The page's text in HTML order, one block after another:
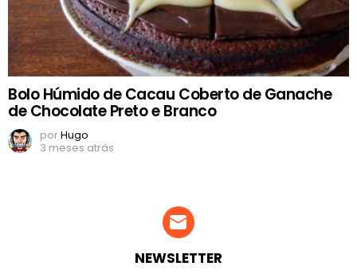
Bolo Húmido de Cacau Coberto de Ganache
de Chocolate Preto e Branco
porHugo
3 meses atrás
NEWSLETTER